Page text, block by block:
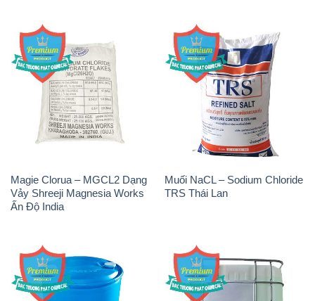
Magie Clorua – MGCL2 Dạng
Vảy Shreeji Magnesia Works
Ấn Độ India
Muối NaCL – Sodium Chloride
TRS Thái Lan